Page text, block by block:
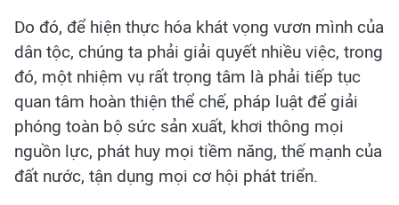
Do đó, để hiện thực hóa khát vọng vươn mình của
dân tộc, chúng ta phải giải quyết nhiều việc, trong
đó, một nhiệm vụ rất trọng tâm là phải tiếp tục
quan tâm hoàn thiện thể chế, pháp luật để giải
phóng toàn bộ sức sản xuất, khơi thông mọi
nguồn lực, phát huy mọi tiềm năng, thế mạnh của
đất nước, tận dụng mọi cơ hội phát triển.